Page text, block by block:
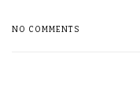
NO COMMENTS